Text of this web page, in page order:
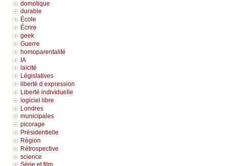
domotique
durable
École
Écrire
geek
Guerre
homoparentalité
IA
laïcité
Législatives
liberté d expression
Liberté individuelle
logiciel libre
Londres
municipales
picorage
Présidentielle
Région
Rétrospective
science